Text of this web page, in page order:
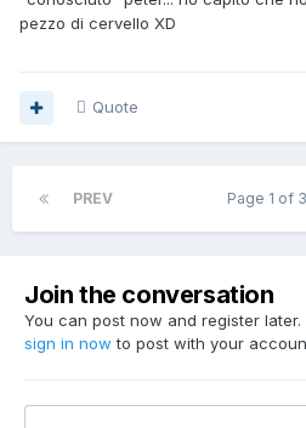
pezzo di cervello XD
Quote
PREV Page 1 of 3
Join the conversation
You can post now and register
sign in now to post with your